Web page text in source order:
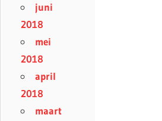
juni
2018
mei
2018
april
2018
maart